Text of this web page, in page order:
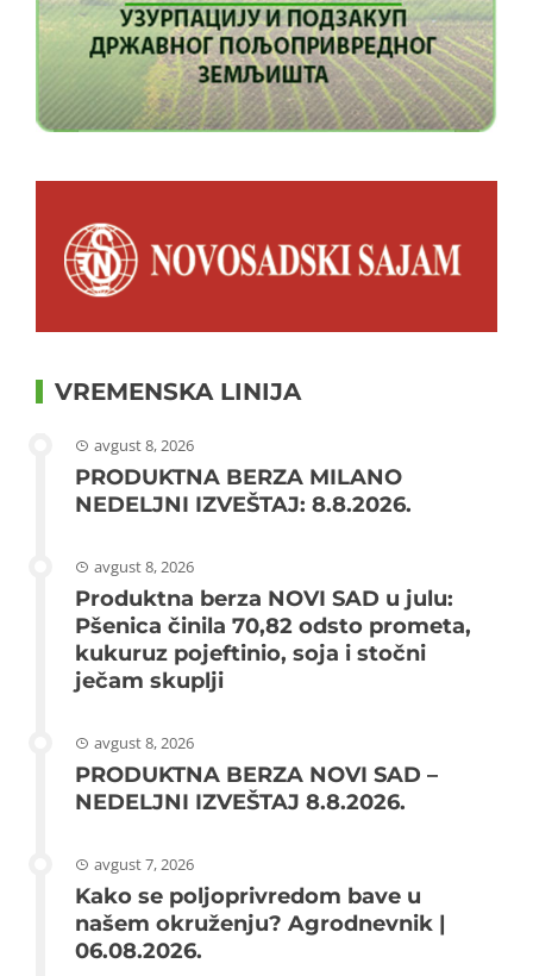
VREMENSKA LINIJA
avgust 8, 2026
PRODUKTNA BERZA MILANO
NEDELJNI IZVEŠTAJ: 8.8.2026.
avgust 8, 2026
Produktna berza NOVI SAD u julu:
Pšenica činila 70,82 odsto prometa,
kukuruz pojeftinio, soja i stočni
ječam skuplji
avgust 8, 2026
PRODUKTNA BERZA NOVI SAD –
NEDELJNI IZVEŠTAJ 8.8.2026.
avgust 7, 2026
Kako se poljoprivredom bave u
našem okruženju? Agrodnevnik |
06.08.2026.